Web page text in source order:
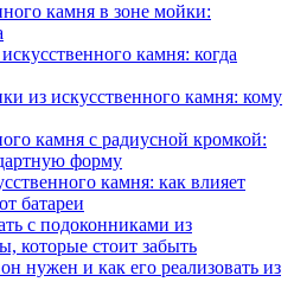
камня в зоне мойки:
камня: когда
из искусственного камня: кому
камня с радиусной кромкой:
форму
камня: как влияет
батареи
с подоконниками из
которые стоит забыть
нужен и как его реализовать из